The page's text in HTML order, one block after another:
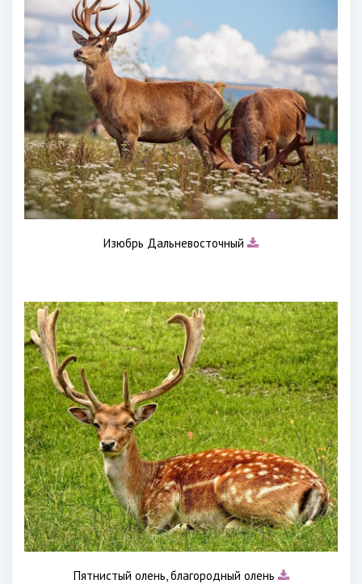
Изюбрь Дальневосточный
Пятнистый олень, благородный олень